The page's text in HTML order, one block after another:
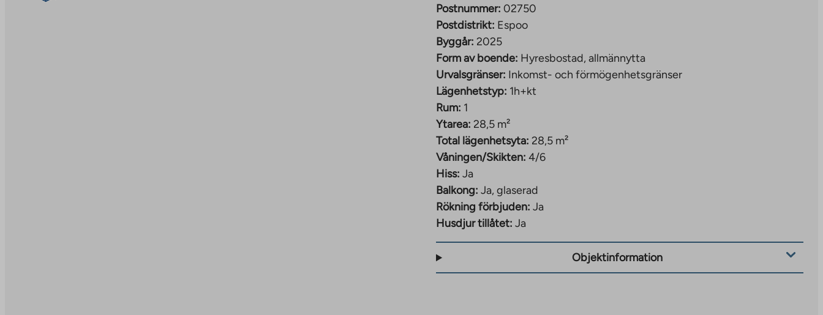
Postnummer: 02750
Postdistrikt: Espoo
Byggår: 2025
Form av boende: Hyresbostad, allmännytta
Urvalsgränser: Inkomst- och förmögenhetsgränser
Lägenhetstyp: 1h+kt
Rum: 1
Ytarea: 28,5 m²
Total lägenhetsyta: 28,5 m²
Våningen/Skikten: 4/6
Hiss: Ja
Balkong: Ja, glaserad
Rökning förbjuden: Ja
Husdjur tillåtet: Ja
Objektinformation